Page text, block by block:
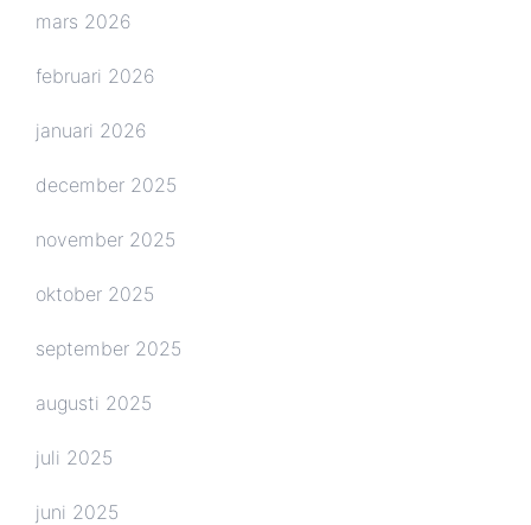
mars 2026
februari 2026
januari 2026
december 2025
november 2025
oktober 2025
september 2025
augusti 2025
juli 2025
juni 2025